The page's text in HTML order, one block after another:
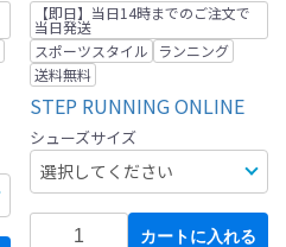
【即日】当日14時までのご注文で
当日発送
スポーツスタイル
ランニング
送料無料
STEP RUNNING ONLINE
シューズサイズ
カートに入れる